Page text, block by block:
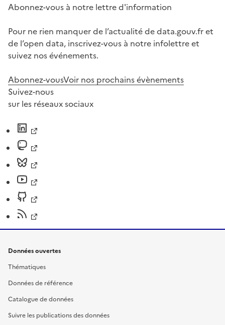
Abonnez-vous à notre lettre d'information
Pour ne rien manquer de l’actualité de data.gouv.fr et
de l’open data, inscrivez-vous à notre infolettre et
suivez nos événements.
Abonnez-vousVoir nos prochains évènements
Suivez-nous
sur les réseaux sociaux
Données ouvertes
Thématiques
Données de référence
Catalogue de données
Suivre les publications des données